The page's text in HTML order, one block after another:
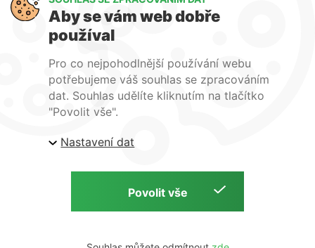
Sledujte nás
LinkedIn Facebook
Naše další weby:
www.lecba-rakoviny.com
www.lecba-bolesti.com
Copyright © S. A. B. Medical, 2026 | Zdravotnická technika a potřeby
Aby se vám web dobře
používal
Pro co nejpohodlnější používání webu
potřebujeme váš souhlas se zpracováním
dat. Souhlas udělíte kliknutím na tlačítko
"Povolit vše".
Nastavení dat